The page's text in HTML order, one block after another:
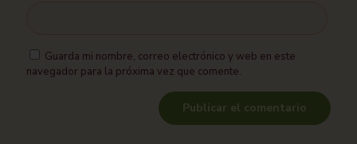
Guarda mi nombre, correo electrónico y web en este
navegador para la próxima vez que comente.